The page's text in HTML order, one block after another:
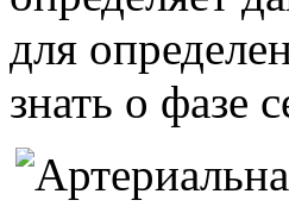
для
знать о фазе